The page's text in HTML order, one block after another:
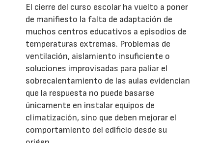
El cierre del curso escolar ha vuelto a poner
de manifiesto la falta de adaptación de
muchos centros educativos a episodios de
temperaturas extremas. Problemas de
ventilación, aislamiento insuficiente o
soluciones improvisadas para paliar el
sobrecalentamiento de las aulas evidencian
que la respuesta no puede basarse
únicamente en instalar equipos de
climatización, sino que deben mejorar el
comportamiento del edificio desde su